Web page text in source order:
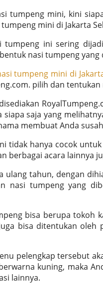
tumpeng mini, kini
mini di Jakarta
tumpeng ini sering
nasi tumpeng yang
tumpeng mini di
pilih dan
siapa saja yang
membuat Anda
tidak hanya cocok
berbagai acara lainnya
ulang tahun, dengan
nasi tumpeng yang
bisa berupa tokoh
bisa ditentukan oleh
pelengkap tersebut
kuning, maka
lainnya.